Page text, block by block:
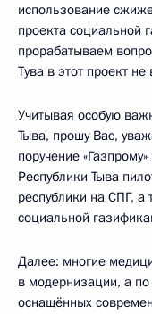
использование
проекта социальной
прорабатываем
Тува в этот проект не
Учитывая особую
Тыва, прошу Вас,
поручение
Республики Тыва
республики на СПГ, а
социальной
Далее: многие
в модернизации, а по
оснащённых